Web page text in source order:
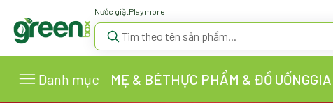
Nước giặtPlaymore
Danh mục MẸ & BÉTHỰC PHẨM & ĐỒ UỐNG